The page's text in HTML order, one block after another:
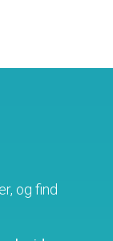
og find